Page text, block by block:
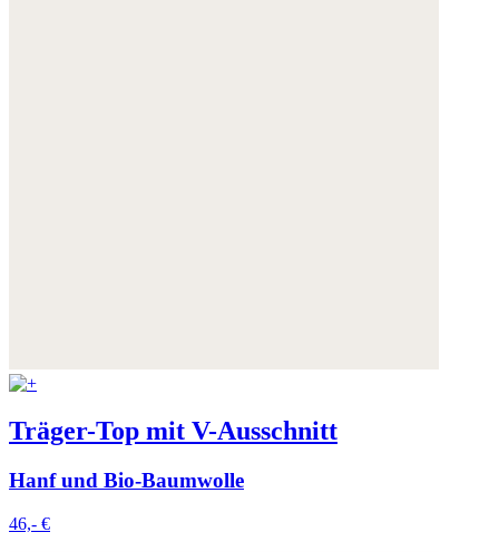
Träger-Top mit V-Ausschnitt
Hanf und Bio-Baumwolle
46,- €